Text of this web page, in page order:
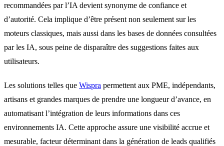
recommandées par l’IA devient synonyme de confiance et
d’autorité. Cela implique d’être présent non seulement sur les
moteurs classiques, mais aussi dans les bases de données consultées
par les IA, sous peine de disparaître des suggestions faites aux
utilisateurs.
Les solutions telles que Wispra permettent aux PME, indépendants,
artisans et grandes marques de prendre une longueur d’avance, en
automatisant l’intégration de leurs informations dans ces
environnements IA. Cette approche assure une visibilité accrue et
mesurable, facteur déterminant dans la génération de leads qualifiés